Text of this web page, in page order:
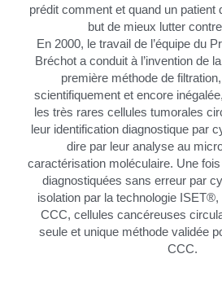
prédit comment et quand un patient
but de mieux lutter
En 2000, le travail de l’équipe du
Bréchot a conduit à l’invention de
première méthode de
scientifiquement et encore
les très rares cellules tumorales
leur identification diagnostique par
dire par leur analyse au
caractérisation moléculaire. Une
diagnostiquées sans erreur par
isolation par la technologie
CCC, cellules cancéreuses
seule et unique méthode validée
CCC.